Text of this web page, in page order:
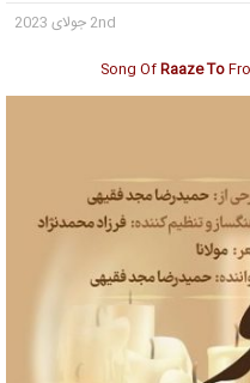
2nd جولای 2023
Song OfRaaze To